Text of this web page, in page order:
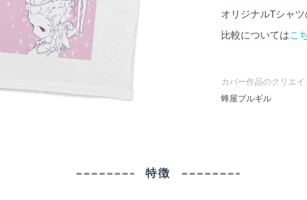
オリジナルTシャ
比較についてはこ
カバー作品のクリエイ
蜂屋プルギル
特徴